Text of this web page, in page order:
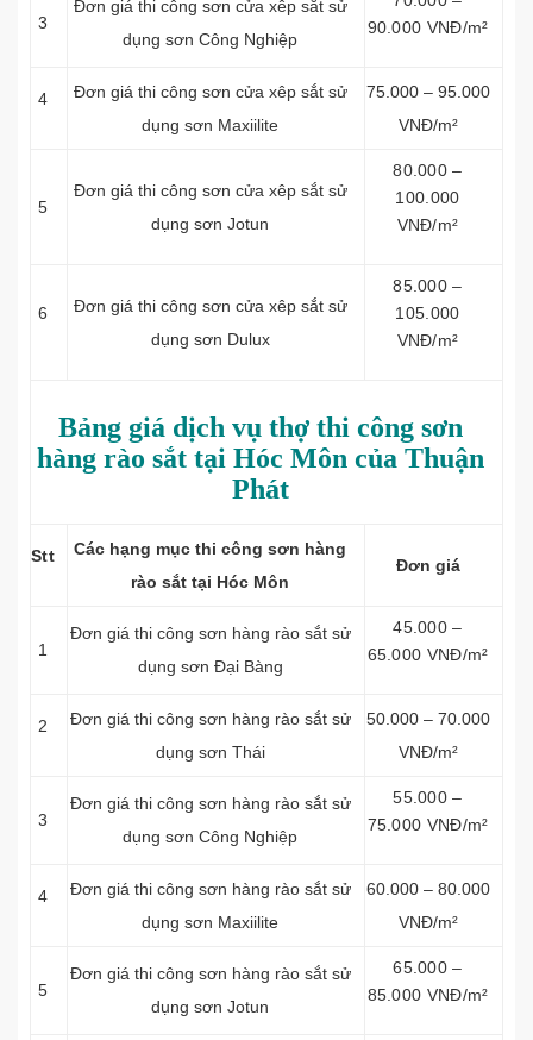
3
Đơn giá thi công sơn cửa xêp sắt sử
dụng sơn Công Nghiệp
90.000 VNĐ/m²
4
Đơn giá thi công sơn cửa xêp sắt sử
dụng sơn Maxiilite
75.000 – 95.000
VNĐ/m²
5
Đơn giá thi công sơn cửa xêp sắt sử
dụng sơn Jotun
80.000 –
100.000
VNĐ/m²
6
Đơn giá thi công sơn cửa xêp sắt sử
dụng sơn Dulux
85.000 –
105.000
VNĐ/m²
Bảng giá dịch vụ thợ thi công sơn
hàng rào sắt tại Hóc Môn của Thuận
Phát
Stt
Các hạng mục thi công sơn hàng
rào sắt tại Hóc Môn
Đơn giá
1
Đơn giá thi công sơn hàng rào sắt sử
dụng sơn Đại Bàng
45.000 –
65.000 VNĐ/m²
2
Đơn giá thi công sơn hàng rào sắt sử
dụng sơn Thái
50.000 – 70.000
VNĐ/m²
3
Đơn giá thi công sơn hàng rào sắt sử
dụng sơn Công Nghiệp
55.000 –
75.000 VNĐ/m²
4
Đơn giá thi công sơn hàng rào sắt sử
dụng sơn Maxiilite
60.000 – 80.000
VNĐ/m²
5
Đơn giá thi công sơn hàng rào sắt sử
dụng sơn Jotun
65.000 –
85.000 VNĐ/m²